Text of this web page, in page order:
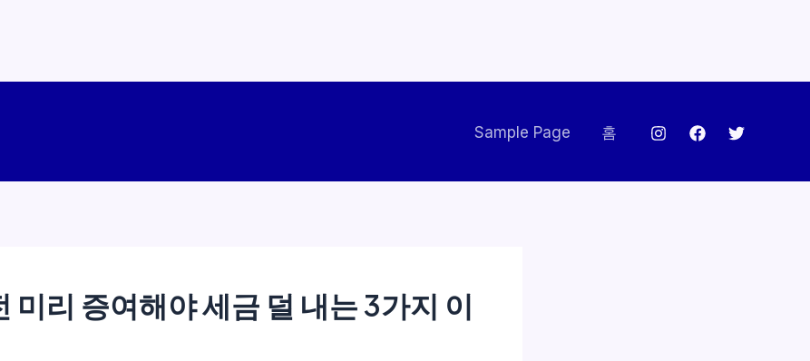
Sample Page 홈
미리 증여해야 세금 덜 내는 3가지 이